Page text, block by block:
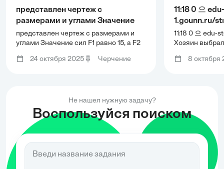
представлен чертеж с
размерами и углами Значение
сил F1 равно 15, а F2 равно 25
Равномерно распределенная
нагрузка q равна 5 Угол альфа
равен 60, Угол Бета равен 45 A -
силу в точке B, B1 и в
представлен чертеж с размерами и
углами Значение сил F1 равно 15, а F2
нагрузка q равна 5 Угол альфа равен
24 октября 2025 Черчение
11:18 0 으
1.gounn.ru/
дровяную
передней
рис. 2.
11:18 0 으 edu-
Хозяин
на рис. 2.
8 октября
Не нашел нужную задачу?
Воспользуйся поиском